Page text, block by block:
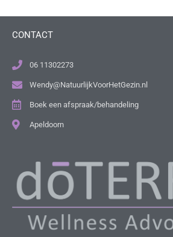
CONTACT
06 11302273
Wendy@NatuurlijkVoorHetGezin.nl
Boek een afspraak/behandeling
Apeldoorn